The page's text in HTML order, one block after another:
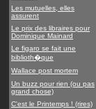
Les mutuelles, elles
assurent
Le prix des libraires pour
Dominique Mainard
Le figaro se fait une
biblioth�que
Wallace post mortem
Un buzz pour rien (ou pas
grand chose)
C'est le Printemps ! (rires)